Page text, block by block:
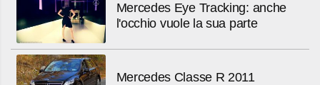
Mercedes Eye Tracking: anche
l'occhio vuole la sua parte
Mercedes Classe R 2011